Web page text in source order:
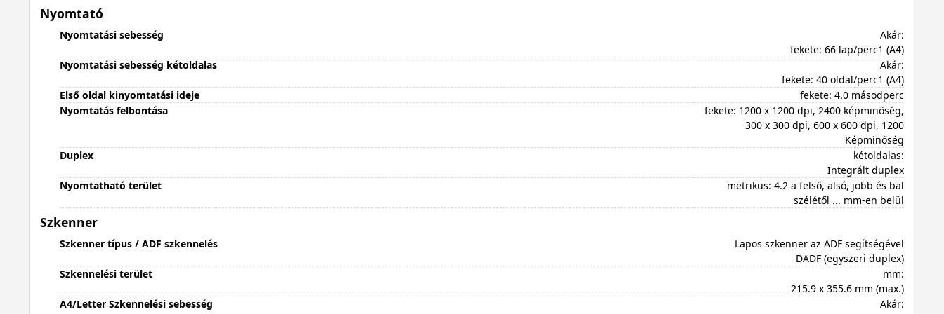
Nyomtató
Nyomtatási sebesség
Akár:
fekete: 66 lap/perc1 (A4)
Nyomtatási sebesség kétoldalas
Akár:
fekete: 40 oldal/perc1 (A4)
Első oldal kinyomtatási ideje
fekete: 4.0 másodperc
Nyomtatás felbontása
fekete: 1200 x 1200 dpi, 2400 képminőség,
300 x 300 dpi, 600 x 600 dpi, 1200
Képminőség
Duplex
kétoldalas:
Integrált duplex
Nyomtatható terület
metrikus: 4.2 a felső, alsó, jobb és bal
szélétől ... mm-en belül
Szkenner
Szkenner típus / ADF szkennelés
Lapos szkenner az ADF segítségével
DADF (egyszeri duplex)
Szkennelési terület
mm:
215.9 x 355.6 mm (max.)
A4/Letter Szkennelési sebesség
Akár: